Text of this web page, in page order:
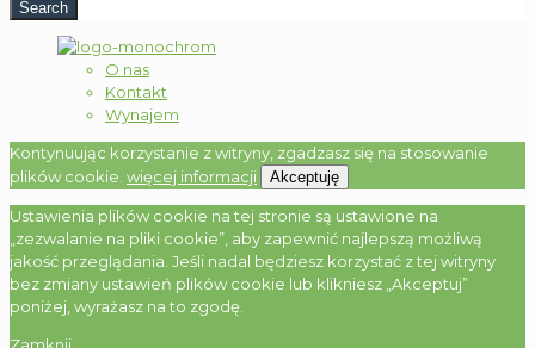
O nas
Kontakt
Wynajem
Kontynuując korzystanie z witryny, zgadzasz się na stosowanie
plików cookie. więcej informacji Akceptuję
Ustawienia plików cookie na tej stronie są ustawione na
„zezwalanie na pliki cookie”, aby zapewnić najlepszą możliwą
jakość przeglądania. Jeśli nadal będziesz korzystać z tej witryny
bez zmiany ustawień plików cookie lub klikniesz „Akceptuj”
poniżej, wyrażasz na to zgodę.